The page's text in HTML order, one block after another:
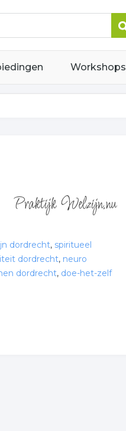
Workshops
dordrecht, spiritueel
dordrecht, neuro
dordrecht, doe-het-zelf